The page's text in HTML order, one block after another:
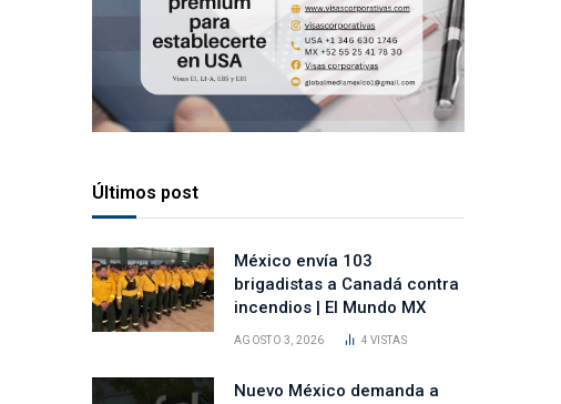
Últimos post
México envía 103
brigadistas a Canadá contra
incendios | El Mundo MX
AGOSTO 3, 2026 4VISTAS
Nuevo México demanda a